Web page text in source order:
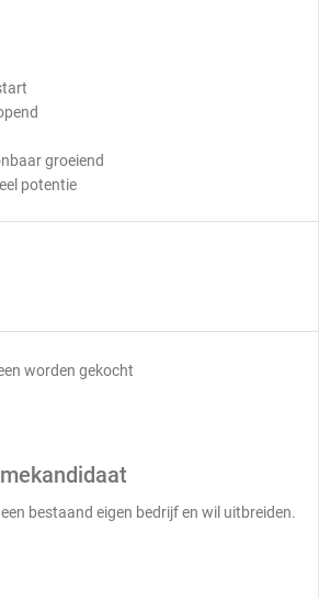
groeiend
potentie
worden gekocht
bestaand eigen bedrijf en wil uitbreiden.